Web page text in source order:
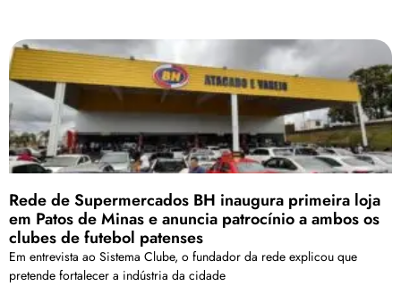
Rede de Supermercados BH inaugura primeira loja
em Patos de Minas e anuncia patrocínio a ambos os
clubes de futebol patenses
Em entrevista ao Sistema Clube, o fundador da rede explicou que
pretende fortalecer a indústria da cidade